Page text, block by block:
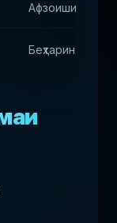
Афзоиши
Беҳтарин